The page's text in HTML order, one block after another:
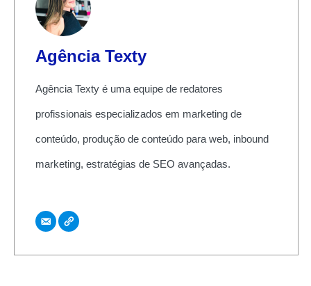
Agência Texty
Agência Texty é uma equipe de redatores
profissionais especializados em marketing de
conteúdo, produção de conteúdo para web, inbound
marketing, estratégias de SEO avançadas.